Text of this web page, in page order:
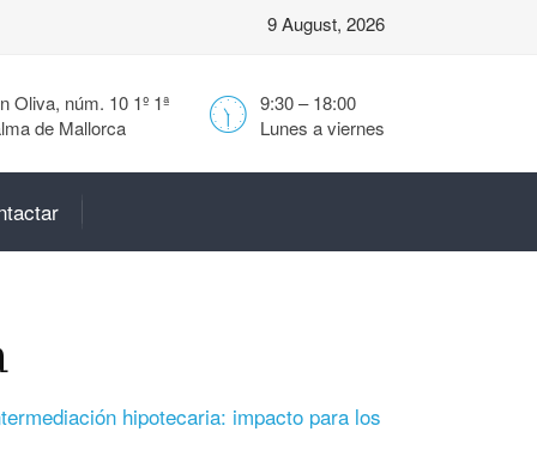
9 August, 2026
9:30 – 18:00
Lunes a viernes
Oliva, núm. 10 1º 1ª
de Mallorca
hipotecaria: impacto para los